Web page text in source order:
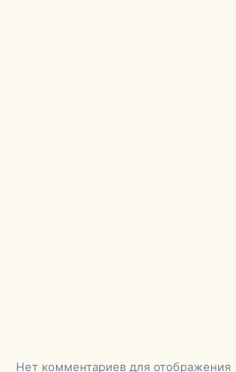
Нет комментариев для отображения